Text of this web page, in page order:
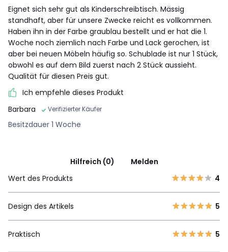
Eignet sich sehr gut als Kinderschreibtisch. Mässig
standhaft, aber für unsere Zwecke reicht es vollkommen.
Haben ihn in der Farbe graublau bestellt und er hat die 1.
Woche noch ziemlich nach Farbe und Lack gerochen, ist
aber bei neuen Möbeln häufig so. Schublade ist nur 1 Stück,
obwohl es auf dem Bild zuerst nach 2 Stück aussieht.
Qualität für diesen Preis gut.
Ich empfehle dieses Produkt
Barbara
Verifizierter Käufer
Besitzdauer 1 Woche
Hilfreich (0)
Melden
Wert des Produkts
4
Design des Artikels 5
Praktisch 5